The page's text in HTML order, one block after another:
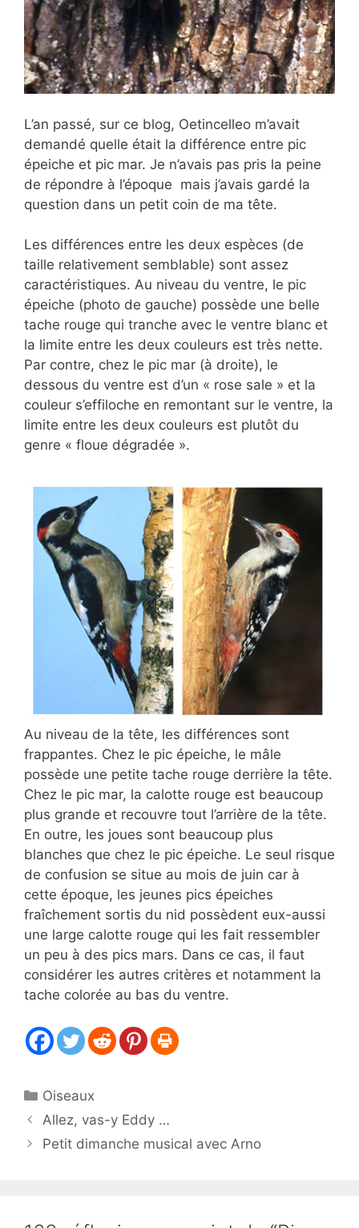
L’an passé, sur ce blog, Oetincelleo m’avait
demandé quelle était la différence entre pic
épeiche et pic mar. Je n’avais pas pris la peine
de répondre à l’époque mais j’avais gardé la
question dans un petit coin de ma tête.
Les différences entre les deux espèces (de
taille relativement semblable) sont assez
caractéristiques. Au niveau du ventre, le pic
épeiche (photo de gauche) possède une belle
tache rouge qui tranche avec le ventre blanc et
la limite entre les deux couleurs est très nette.
Par contre, chez le pic mar (à droite), le
dessous du ventre est d’un « rose sale » et la
couleur s’effiloche en remontant sur le ventre, la
limite entre les deux couleurs est plutôt du
genre « floue dégradée ».
Au niveau de la tête, les différences sont
frappantes. Chez le pic épeiche, le mâle
possède une petite tache rouge derrière la tête.
Chez le pic mar, la calotte rouge est beaucoup
plus grande et recouvre tout l’arrière de la tête.
En outre, les joues sont beaucoup plus
blanches que chez le pic épeiche. Le seul risque
de confusion se situe au mois de juin car à
cette époque, les jeunes pics épeiches
fraîchement sortis du nid possèdent eux-aussi
une large calotte rouge qui les fait ressembler
un peu à des pics mars. Dans ce cas, il faut
considérer les autres critères et notamment la
tache colorée au bas du ventre.
Catégories
Oiseaux
Allez, vas-y Eddy …
Petit dimanche musical avec Arno